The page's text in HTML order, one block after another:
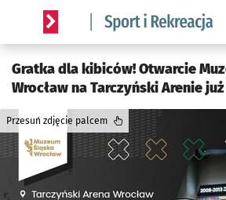
Serwis informacyjny wroclaw.pl
Gratka dla kibiców! Otwarcie
Wrocław na Tarczyński Arenie
Przesuń zdjęcie palcem